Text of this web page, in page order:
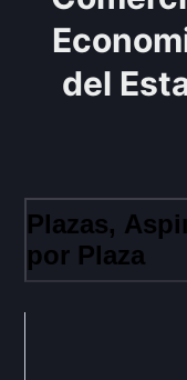
del
Plazas,
por Plaza